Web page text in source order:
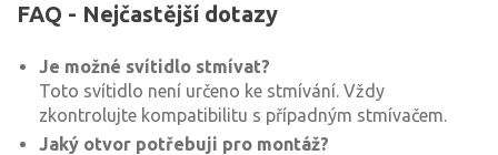
FAQ - Nejčastější dotazy
Je možné svítidlo stmívat?
Toto svítidlo není určeno ke stmívání. Vždy
zkontrolujte kompatibilitu s případným stmívačem.
Jaký otvor potřebuji pro montáž?